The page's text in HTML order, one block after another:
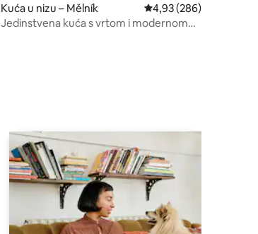
Kuća u nizu – Mělník Prosječna ocjena:
4,93 (286)
Jedinstvena kuća s vrtom i modernom